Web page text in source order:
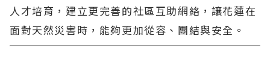
人才培育，建立更完善的社區互助網絡，讓花蓮在
面對天然災害時，能夠更加從容、團結與安全。